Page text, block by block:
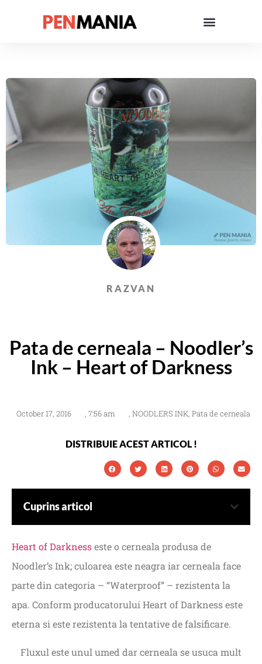
RAZVAN
Pata de cerneala – Noodler’s
Ink – Heart of Darkness
October 17, 2016 , 7:56 am , NOODLERS INK, Pata de cerneala
DISTRIBUIE ACEST ARTICOL !
Cuprins articol
Heart of Darknesseste o cerneala produsa de
Noodler’s Ink; culoarea este neagra iar cerneala face
parte din categoria – “Waterproof” – rezistenta la
apa. Conform producatorului Heart of Darkness este
eterna si este rezistenta la tentative de falsificare.
Fluxul este unul umed dar cerneala se usuca mult